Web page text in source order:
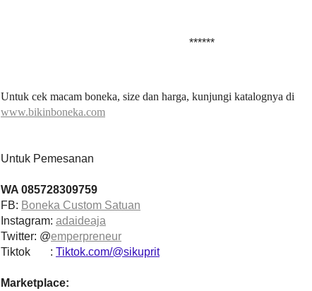
******
Untuk cek macam boneka, size dan harga, kunjungi katalognya di
www.bikinboneka.com
Untuk Pemesanan
WA 085728309759
FB: Boneka Custom Satuan
Instagram: adaideaja
Twitter: @emperpreneur
Tiktok : Tiktok.com/@sikuprit
Marketplace: